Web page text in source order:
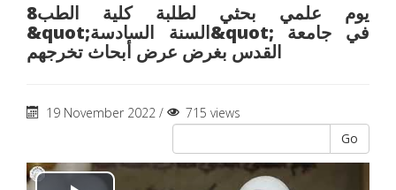
8يوم علمي بحثي لطلبة كلية الطب
&quot;السنة السادسة&quot; في جامعة
القدس بغرض عرض أبحاث تخرجهم
19 November 2022 /
715 views
Go